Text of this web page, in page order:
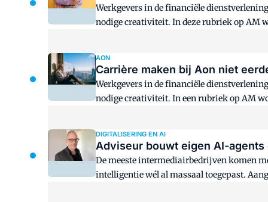
Werkgevers in de financiële
nodige creativiteit. In deze rubriek op AM
AON
Carrière maken bij Aon niet
Werkgevers in de financiële
nodige creativiteit. In een rubriek op AM
DIGITALISERING EN AI
Adviseur bouwt eigen AI-
De meeste intermediairbedrijven komen
intelligentie wél al massaal toegepast.